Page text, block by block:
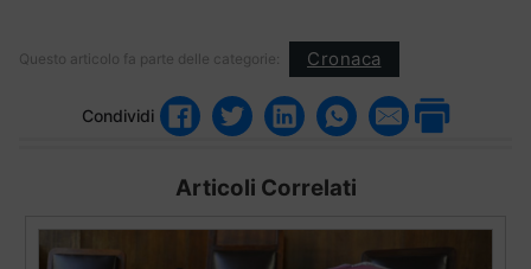
Questo articolo fa parte delle categorie: Cronaca
Condividi
Articoli Correlati